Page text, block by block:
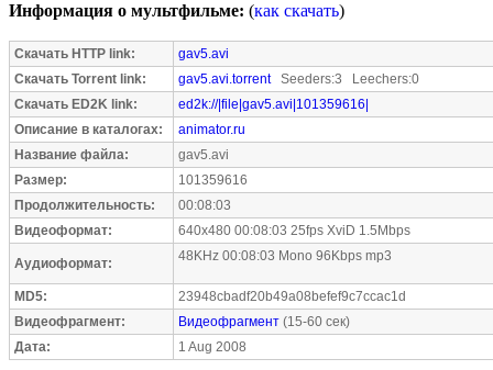
Информация о мультфильме: (как скачать)
Скачать HTTP link:
gav5.avi
Скачать Torrent link:
gav5.avi.torrentSeeders:3 Leechers:0
Скачать ED2K link:
ed2k://|file|gav5.avi|101359616|
Описание в каталогах:
animator.ru
Название файла:
gav5.avi
Размер:
101359616
Продолжительность:
00:08:03
Видеоформат:
640x480 00:08:03 25fps XviD 1.5Mbps
Аудиоформат: 48KHz 00:08:03 Mono 96Kbps mp3
MD5:
23948cbadf20b49a08befef9c7ccac1d
Видеофрагмент:
Видеофрагмент (15-60 сек)
Дата:
1 Aug 2008